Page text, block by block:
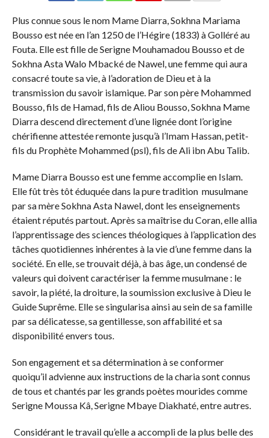
Plus connue sous le nom Mame Diarra, Sokhna Mariama
Bousso est née en l’an 1250 de l’Hégire (1833) à Golléré au
Fouta. Elle est fille de Serigne Mouhamadou Bousso et de
Sokhna Asta Walo Mbacké de Nawel, une femme qui aura
consacré toute sa vie, à l’adoration de Dieu et à la
transmission du savoir islamique. Par son père Mohammed
Bousso, fils de Hamad, fils de Aliou Bousso, Sokhna Mame
Diarra descend directement d’une lignée dont l’origine
chérifienne attestée remonte jusqu’à l’Imam Hassan, petit-
fils du Prophète Mohammed (psl), fils de Ali ibn Abu Talib.
Mame Diarra Bousso est une femme accomplie en Islam.
Elle fût très tôt éduquée dans la pure tradition musulmane
par sa mère Sokhna Asta Nawel, dont les enseignements
étaient réputés partout. Après sa maîtrise du Coran, elle allia
l’apprentissage des sciences théologiques à l’application des
tâches quotidiennes inhérentes à la vie d’une femme dans la
société. En elle, se trouvait déjà, à bas âge, un condensé de
valeurs qui doivent caractériser la femme musulmane : le
savoir, la piété, la droiture, la soumission exclusive à Dieu le
Guide Suprême. Elle se singularisa ainsi au sein de sa famille
par sa délicatesse, sa gentillesse, son affabilité et sa
disponibilité envers tous.
Son engagement et sa détermination à se conformer
quoiqu’il advienne aux instructions de la charia sont connus
de tous et chantés par les grands poètes mourides comme
Serigne Moussa Kâ, Serigne Mbaye Diakhaté, entre autres.
Considérant le travail qu’elle a accompli de la plus belle des